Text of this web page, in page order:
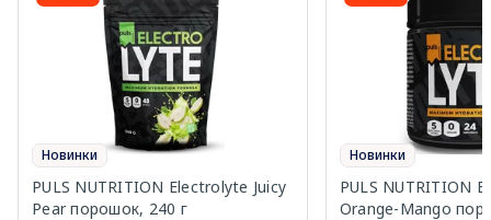
Новинки
PULS NUTRITION Electrolyte Juicy
Pear порошок, 240 г
Новинки
PULS NUTRITION
Orange-Mango